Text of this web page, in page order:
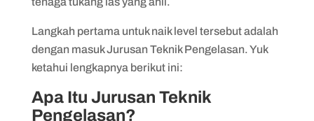
Langkah pertama untuk naik level tersebut adalah
dengan masuk Jurusan Teknik Pengelasan. Yuk
ketahui lengkapnya berikut ini:
Apa Itu Jurusan Teknik
Pengelasan?